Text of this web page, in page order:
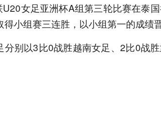
女足亚洲杯A组第三轮比赛在泰
小组赛三连胜，以小组第一的成绩晋
别以3比0战胜越南女足、2比0战胜